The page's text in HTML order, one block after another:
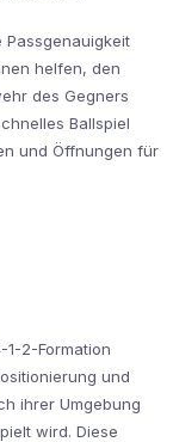
helfen, den
des Gegners
Ballspiel
und Öffnungen für
2-Formation
und
ihrer Umgebung
wird. Diese